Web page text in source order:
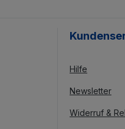
Hilfe
Newsletter
Widerruf &